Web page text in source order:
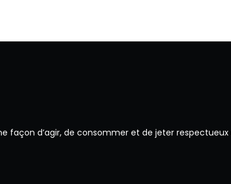
façon d’agir, de consommer et de jeter